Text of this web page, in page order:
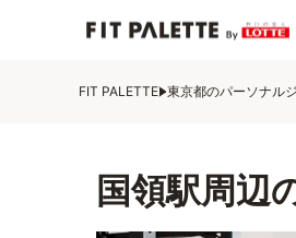
FIT PALETTE 東京都のパーソナル
国領駅周辺